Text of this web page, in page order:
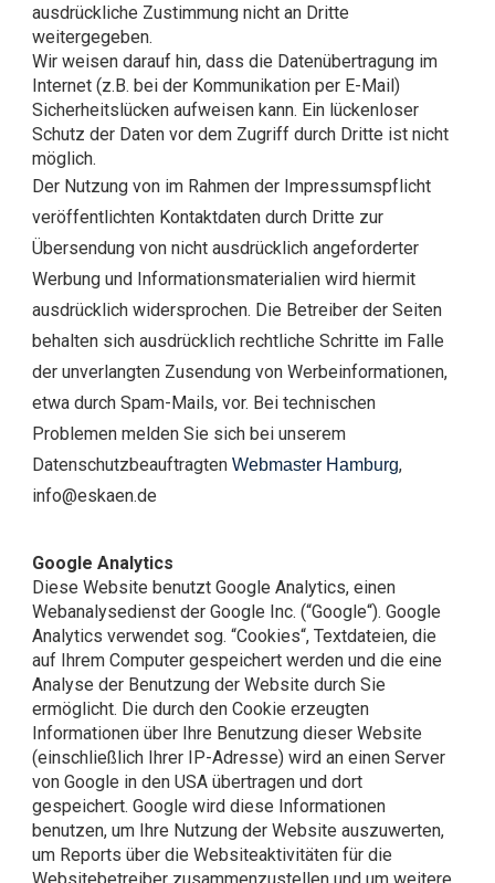
ausdrückliche Zustimmung nicht an Dritte
weitergegeben.
Wir weisen darauf hin, dass die Datenübertragung im
Internet (z.B. bei der Kommunikation per E-Mail)
Sicherheitslücken aufweisen kann. Ein lückenloser
Schutz der Daten vor dem Zugriff durch Dritte ist nicht
möglich.
Der Nutzung von im Rahmen der Impressumspflicht
veröffentlichten Kontaktdaten durch Dritte zur
Übersendung von nicht ausdrücklich angeforderter
Werbung und Informationsmaterialien wird hiermit
ausdrücklich widersprochen. Die Betreiber der Seiten
behalten sich ausdrücklich rechtliche Schritte im Falle
der unverlangten Zusendung von Werbeinformationen,
etwa durch Spam-Mails, vor. Bei technischen
Problemen melden Sie sich bei unserem
DatenschutzbeauftragtenWebmaster Hamburg,
info@eskaen.de
Google Analytics
Diese Website benutzt Google Analytics, einen
Webanalysedienst der Google Inc. (“Google“). Google
Analytics verwendet sog. “Cookies“, Textdateien, die
auf Ihrem Computer gespeichert werden und die eine
Analyse der Benutzung der Website durch Sie
ermöglicht. Die durch den Cookie erzeugten
Informationen über Ihre Benutzung dieser Website
(einschließlich Ihrer IP-Adresse) wird an einen Server
von Google in den USA übertragen und dort
gespeichert. Google wird diese Informationen
benutzen, um Ihre Nutzung der Website auszuwerten,
um Reports über die Websiteaktivitäten für die